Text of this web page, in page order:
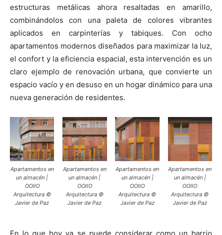
estructuras metálicas ahora resaltadas en amarillo,
combinándolos con una paleta de colores vibrantes
aplicados en carpinterías y tabiques. Con ocho
apartamentos modernos diseñados para maximizar la luz,
el confort y la eficiencia espacial, esta intervención es un
claro ejemplo de renovación urbana, que convierte un
espacio vacío y en desuso en un hogar dinámico para una
nueva generación de residentes.
Apartamentos en
un almacén |
OOIIO
Arquitectura ©
Javier de Paz
Apartamentos en
un almacén |
OOIIO
Arquitectura ©
Javier de Paz
Apartamentos en
un almacén |
OOIIO
Arquitectura ©
Javier de Paz
Apartamentos en
un almacén |
OOIIO
Arquitectura ©
Javier de Paz